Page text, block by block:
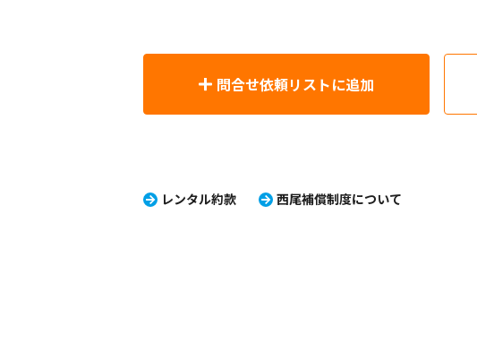
問合せ依頼リストに追加
レンタル約款 西尾補償制度について